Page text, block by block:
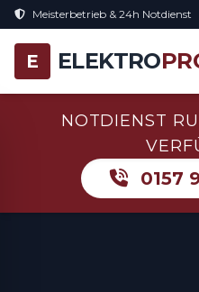
Meisterbetrieb & 24h Notdienst
E ELEKTRO
NOTDIENST
0157